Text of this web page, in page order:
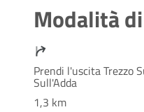
Modalità
Prendi l'uscita Trezzo
Sull'Adda
1,3 km